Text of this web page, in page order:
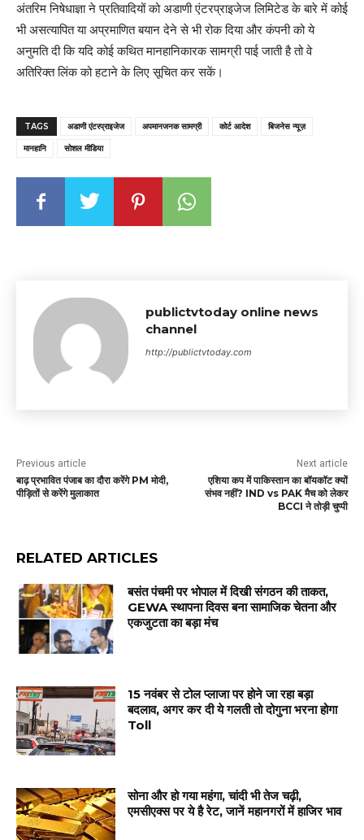
अंतरिम निषेधाज्ञा ने प्रतिवादियों को अडाणी एंटरप्राइजेज लिमिटेड के बारे में कोई
भी असत्यापित या अप्रमाणित बयान देने से भी रोक दिया और कंपनी को ये
अनुमति दी कि यदि कोई कथित मानहानिकारक सामग्री पाई जाती है तो वे
अतिरिक्त लिंक को हटाने के लिए सूचित कर सकें।
TAGS अडाणी एंटरप्राइजेज अपमानजनक सामग्री कोर्ट आदेश बिजनेस न्यूज़
मानहानि सोशल मीडिया
publictvtoday online news
channel
http://publictvtoday.com
Previous article
बाढ़ प्रभावित पंजाब का दौरा करेंगे PM मोदी,
पीड़ितों से करेंगे मुलाकात
Next article
एशिया कप में पाकिस्तान का बॉयकॉट क्यों
संभव नहीं? IND vs PAK मैच को लेकर
BCCI ने तोड़ी चुप्पी
RELATED ARTICLES
बसंत पंचमी पर भोपाल में दिखी संगठन की ताकत,
GEWA स्थापना दिवस बना सामाजिक चेतना और
एकजुटता का बड़ा मंच
15 नवंबर से टोल प्लाजा पर होने जा रहा बड़ा
बदलाव, अगर कर दी ये गलती तो दोगुना भरना होगा
Toll
सोना और हो गया महंगा, चांदी भी तेज चढ़ी,
एमसीएक्स पर ये है रेट, जानें महानगरों में हाजिर भाव